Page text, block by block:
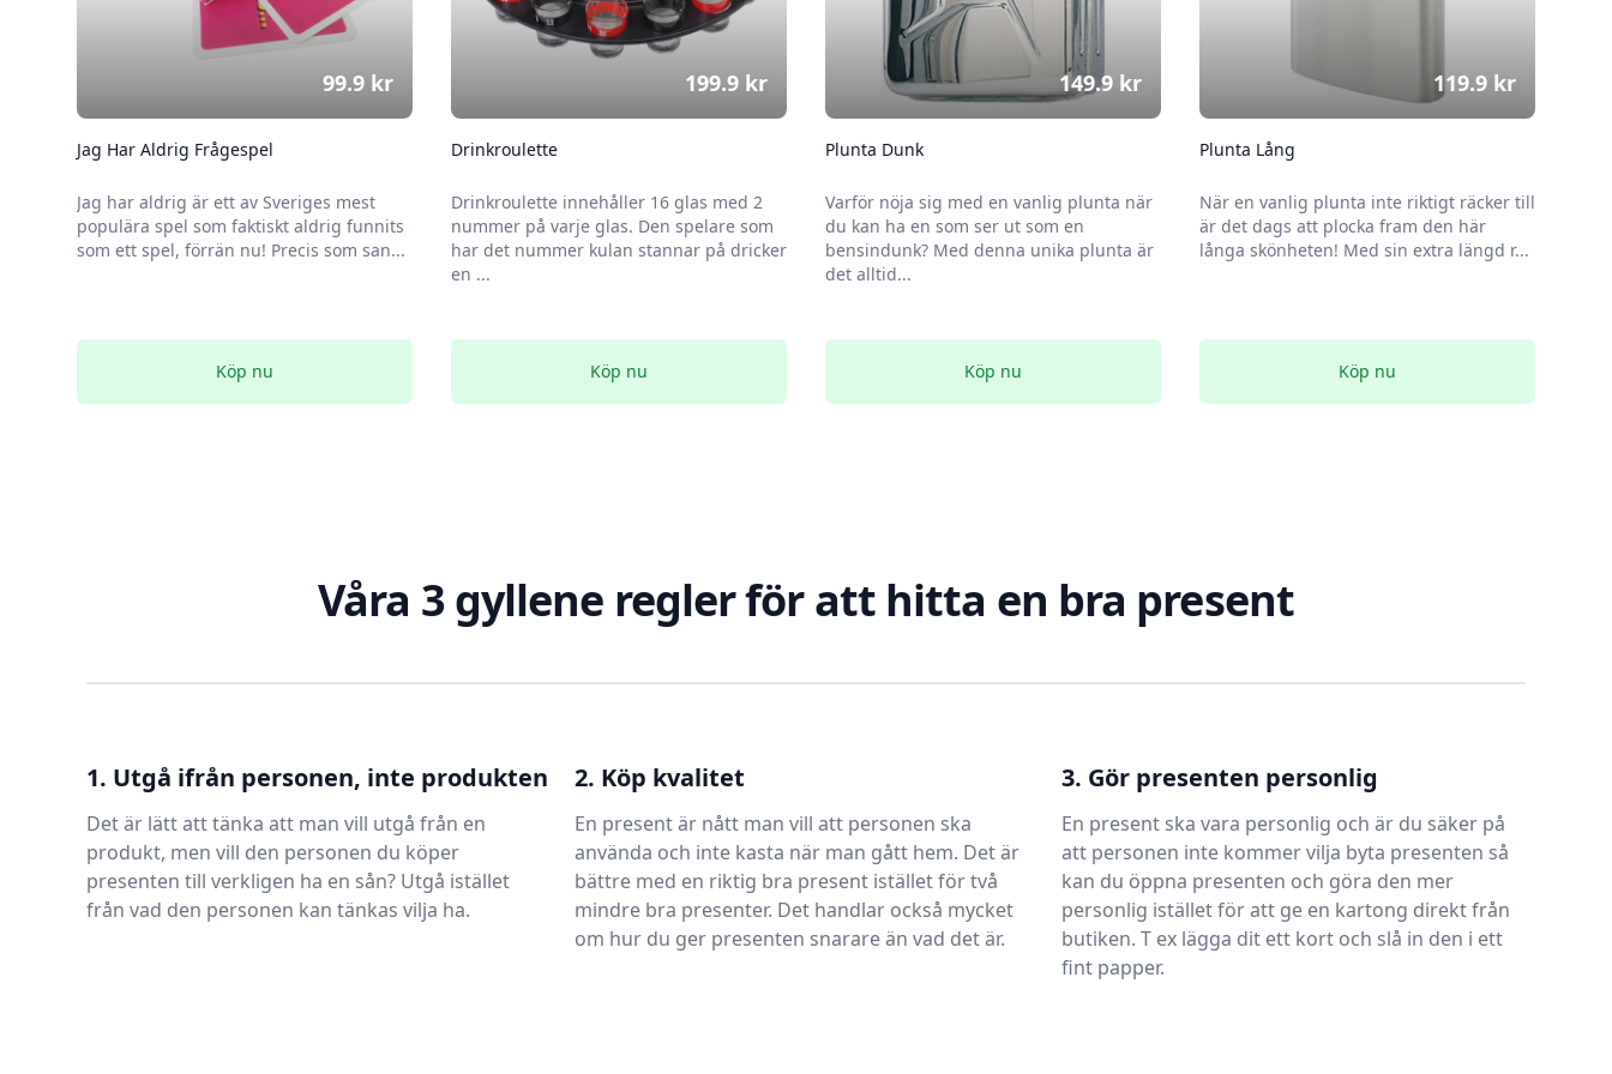
Jag Har Aldrig Frågespel
Jag har aldrig är ett av Sveriges mest
populära spel som faktiskt aldrig funnits
som ett spel, förrän nu! Precis som san...
99.9 kr
Köp nu
Drinkroulette
Drinkroulette innehåller 16 glas med 2
nummer på varje glas. Den spelare som
har det nummer kulan stannar på dricker
en ...
199.9 kr
Köp nu
Plunta Dunk
Varför nöja sig med en vanlig plunta när
du kan ha en som ser ut som en
bensindunk? Med denna unika plunta är
det alltid...
149.9 kr
Köp nu
Plunta Lång
När en vanlig plunta inte riktigt räcker till
är det dags att plocka fram den här
långa skönheten! Med sin extra längd r...
119.9 kr
Köp nu
Våra 3 gyllene regler för att hitta en bra present
1. Utgå ifrån personen, inte produkten
Det är lätt att tänka att man vill utgå från en
produkt, men vill den personen du köper
presenten till verkligen ha en sån? Utgå istället
från vad den personen kan tänkas vilja ha.
2. Köp kvalitet
En present är nått man vill att personen ska
använda och inte kasta när man gått hem. Det är
bättre med en riktig bra present istället för två
mindre bra presenter. Det handlar också mycket
om hur du ger presenten snarare än vad det är.
3. Gör presenten personlig
En present ska vara personlig och är du säker på
att personen inte kommer vilja byta presenten så
kan du öppna presenten och göra den mer
personlig istället för att ge en kartong direkt från
butiken. T ex lägga dit ett kort och slå in den i ett
fint papper.